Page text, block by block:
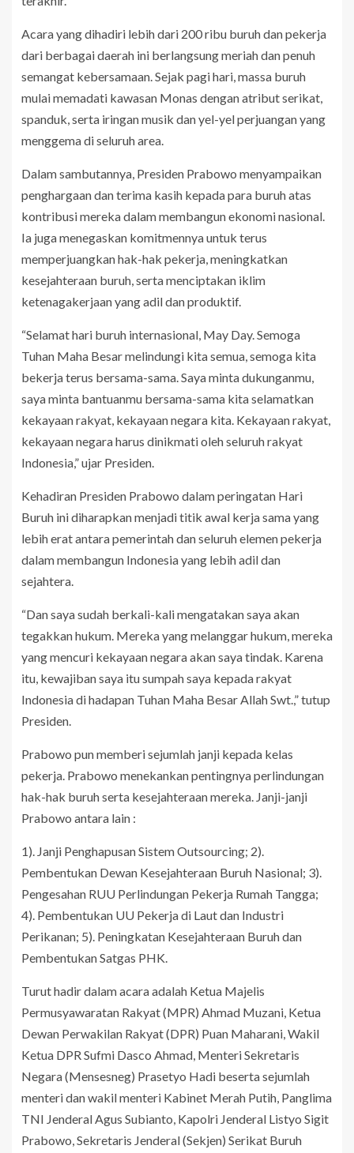
Acara yang dihadiri lebih dari 200 ribu buruh dan pekerja
dari berbagai daerah ini berlangsung meriah dan penuh
semangat kebersamaan. Sejak pagi hari, massa buruh
mulai memadati kawasan Monas dengan atribut serikat,
spanduk, serta iringan musik dan yel-yel perjuangan yang
menggema di seluruh area.
Dalam sambutannya, Presiden Prabowo menyampaikan
penghargaan dan terima kasih kepada para buruh atas
kontribusi mereka dalam membangun ekonomi nasional.
Ia juga menegaskan komitmennya untuk terus
memperjuangkan hak-hak pekerja, meningkatkan
kesejahteraan buruh, serta menciptakan iklim
ketenagakerjaan yang adil dan produktif.
“Selamat hari buruh internasional, May Day. Semoga
Tuhan Maha Besar melindungi kita semua, semoga kita
bekerja terus bersama-sama. Saya minta dukunganmu,
saya minta bantuanmu bersama-sama kita selamatkan
kekayaan rakyat, kekayaan negara kita. Kekayaan rakyat,
kekayaan negara harus dinikmati oleh seluruh rakyat
Indonesia,” ujar Presiden.
Kehadiran Presiden Prabowo dalam peringatan Hari
Buruh ini diharapkan menjadi titik awal kerja sama yang
lebih erat antara pemerintah dan seluruh elemen pekerja
dalam membangun Indonesia yang lebih adil dan
sejahtera.
“Dan saya sudah berkali-kali mengatakan saya akan
tegakkan hukum. Mereka yang melanggar hukum, mereka
yang mencuri kekayaan negara akan saya tindak. Karena
itu, kewajiban saya itu sumpah saya kepada rakyat
Indonesia di hadapan Tuhan Maha Besar Allah Swt.,” tutup
Presiden.
Prabowo pun memberi sejumlah janji kepada kelas
pekerja. Prabowo menekankan pentingnya perlindungan
hak-hak buruh serta kesejahteraan mereka. Janji-janji
Prabowo antara lain :
1). Janji Penghapusan Sistem Outsourcing; 2).
Pembentukan Dewan Kesejahteraan Buruh Nasional; 3).
Pengesahan RUU Perlindungan Pekerja Rumah Tangga;
4). Pembentukan UU Pekerja di Laut dan Industri
Perikanan; 5). Peningkatan Kesejahteraan Buruh dan
Pembentukan Satgas PHK.
Turut hadir dalam acara adalah Ketua Majelis
Permusyawaratan Rakyat (MPR) Ahmad Muzani, Ketua
Dewan Perwakilan Rakyat (DPR) Puan Maharani, Wakil
Ketua DPR Sufmi Dasco Ahmad, Menteri Sekretaris
Negara (Mensesneg) Prasetyo Hadi beserta sejumlah
menteri dan wakil menteri Kabinet Merah Putih, Panglima
TNI Jenderal Agus Subianto, Kapolri Jenderal Listyo Sigit
Prabowo, Sekretaris Jenderal (Sekjen) Serikat Buruh